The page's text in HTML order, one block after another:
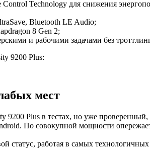
Control Technology для снижения
Bluetooth LE Audio;
8 Gen 2;
и рабочими задачами без
9200 Plus:
мест
Plus в тестах, но уже
По совокупной мощности
статус, работая в самых